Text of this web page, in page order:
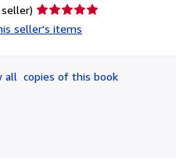
Seller
rating
of
5
seller's items
all copies of this book